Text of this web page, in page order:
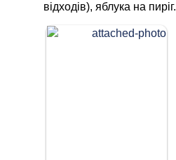
відходів), яблука на пиріг.